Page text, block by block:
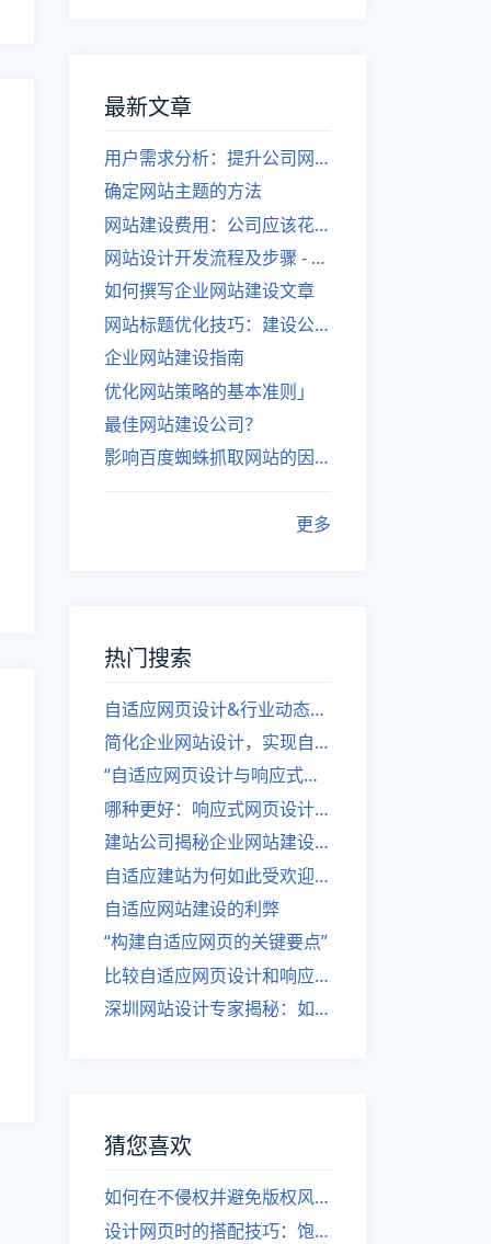
最新文章
用户需求分析：提升公司网站建设效果
确定网站主题的方法
网站建设费用：公司应该花费多少？
网站设计开发流程及步骤 - 优化后的标题
如何撰写企业网站建设文章
网站标题优化技巧：建设公司的专业指导
企业网站建设指南
优化网站策略的基本准则」
最佳网站建设公司？
影响百度蜘蛛抓取网站的因素有哪些？
更多
热门搜索
自适应网页设计&行业动态，关注建站。
简化企业网站设计，实现自适应设计的方法
“自适应网页设计与响应式网站建设的异同”
哪种更好：响应式网页设计还是自适应网站？
建站公司揭秘企业网站建设核心原则
自适应建站为何如此受欢迎？
自适应网站建设的利弊
“构建自适应网页的关键要点”
比较自适应网页设计和响应式网站的差异
深圳网站设计专家揭秘：如何实现自适应网页设计
猜您喜欢
如何在不侵权并避免版权风险的前提下，使网站更美观？
设计网页时的搭配技巧：饱和色调的运用